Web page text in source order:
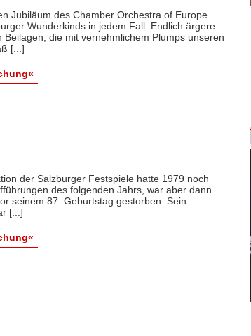
Jubiläum des Chamber Orchestra of Europe
Wunderkinds in jedem Fall: Endlich ärgere
die mit vernehmlichem Plumps unseren
[...]
der Salzburger Festspiele hatte 1979 noch
des folgenden Jahrs, war aber dann
seinem 87. Geburtstag gestorben. Sein
[...]